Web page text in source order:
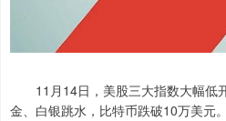
11月14日，美股三大指数大幅低
金、白银跳水，比特币跌破10万美元。